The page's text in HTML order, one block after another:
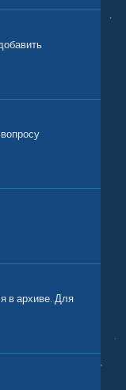
в архиве. Для